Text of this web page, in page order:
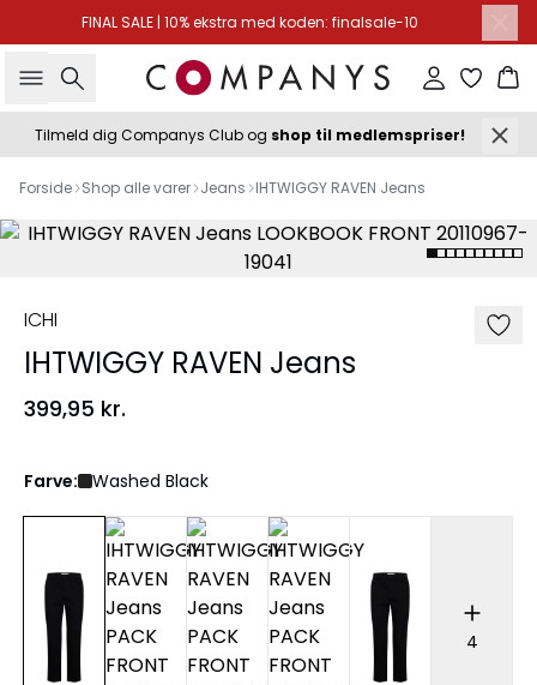
FINAL SALE | 10% ekstra med koden: finalsale-10
Søg Log ind
Tilmeld dig Companys Club og shop til medlemspriser!
Forside Shop alle varer Jeans IHTWIGGY RAVEN Jeans
ICHI
IHTWIGGY RAVEN Jeans
399,95 kr.
Farve: Washed Black
4